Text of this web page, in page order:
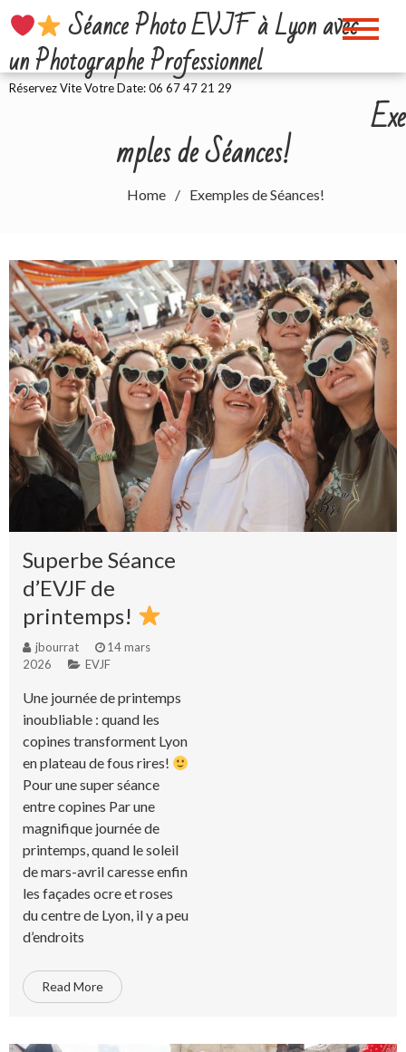
to
content
Séance Photo EVJF à Lyon avec
un Photographe Professionnel
Réservez Vite Votre Date: 06 67 47 21 29
Exe
mples de Séances!
Home Exemples de Séances!
Superbe Séance
d’EVJF de
printemps!
jbourrat
14 mars
2026
EVJF
Une journée de printemps
inoubliable : quand les
copines transforment Lyon
en plateau de fous rires!
Pour une super séance
entre copines Par une
magnifique journée de
printemps, quand le soleil
de mars-avril caresse enfin
les façades ocre et roses
du centre de Lyon, il y a peu
d’endroits
Read More